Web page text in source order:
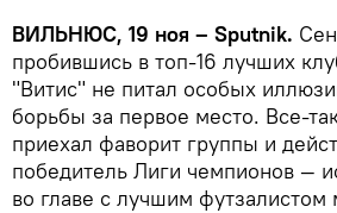
ВИЛЬНЮС, 19 ноя – Sputnik.
пробившись в топ-16 лучших
"Витис" не питал особых
борьбы за первое место. Все-
приехал фаворит группы и
победитель Лиги чемпионов —
во главе с лучшим